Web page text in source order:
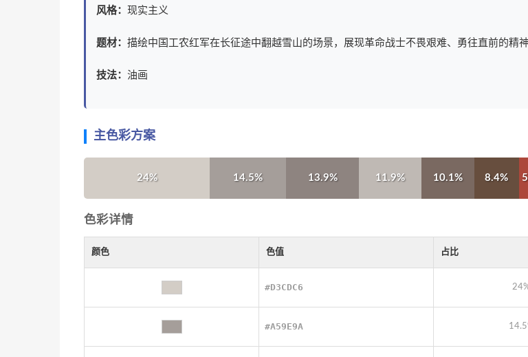
风格： 现实主义
题材： 描绘中国工农红军在长征途中翻越雪山的场景，展现革命战士不畏艰难、勇往直前的精神
技法： 油画
主色彩方案
24% 14.5% 13.9% 11.9% 10.1% 8.4%
色彩详情
颜色 色值 占比
#D3CDC6
#A59E9A